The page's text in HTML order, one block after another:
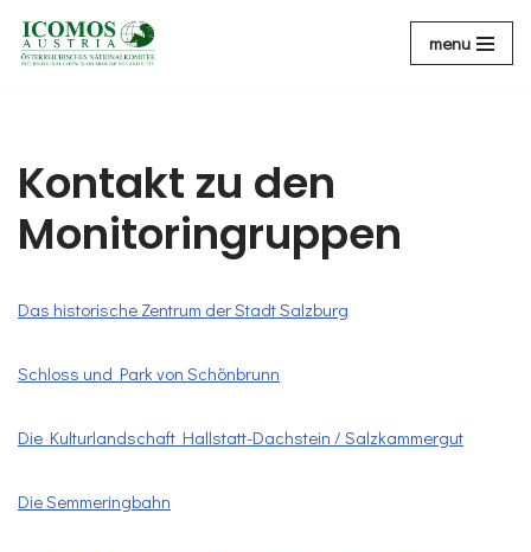
Zum
menu
Kontakt zu den
Monitoringruppen
Das historische Zentrum der Stadt Salzburg
Schloss und Park von Schönbrunn
Die Kulturlandschaft Hallstatt-Dachstein / Salzkammergut
Die Semmeringbahn